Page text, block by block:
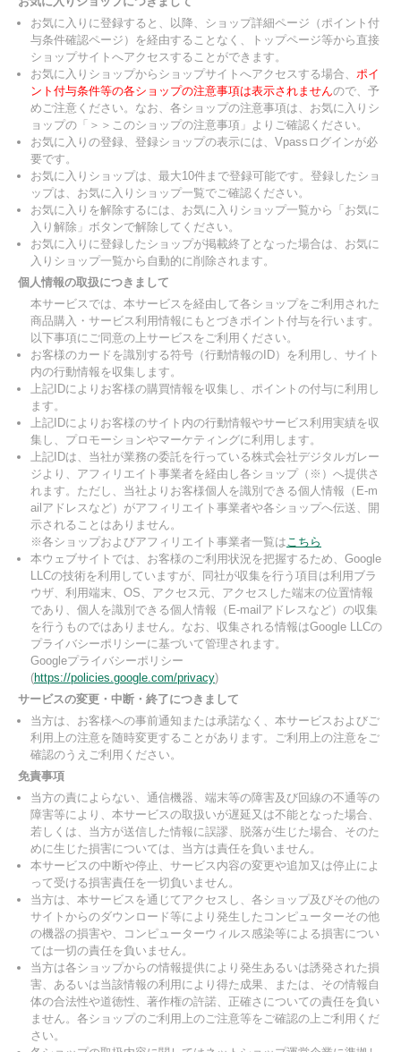
お気に入りに登録すると、以降、ショップ詳細ページ（ポイント付
与条件確認ページ）を経由することなく、トップページ等から直接
ショップサイトへアクセスすることができます。
お気に入りショップからショップサイトへアクセスする場合、 ポイ
ント付与条件等の各ショップの注意事項は表示されませんので、予
めご注意ください。なお、各ショップの注意事項は、お気に入りシ
ョップの「＞＞このショップの注意事項」よりご確認ください。
お気に入りの登録、登録ショップの表示には、Vpassログインが必
要です。
お気に入りショップは、最大10件まで登録可能です。登録したショ
ップは、お気に入りショップ一覧でご確認ください。
お気に入りを解除するには、お気に入りショップ一覧から「お気に
入り解除」ボタンで解除してください。
お気に入りに登録したショップが掲載終了となった場合は、お気に
入りショップ一覧から自動的に削除されます。
個人情報の取扱につきまして
本サービスでは、本サービスを経由して各ショップをご利用された
商品購入・サービス利用情報にもとづきポイント付与を行います。
以下事項にご同意の上サービスをご利用ください。
お客様のカードを識別する符号（行動情報のID）を利用し、サイト
内の行動情報を収集します。
上記IDによりお客様の購買情報を収集し、ポイントの付与に利用し
ます。
上記IDによりお客様のサイト内の行動情報やサービス利用実績を収
集し、プロモーションやマーケティングに利用します。
上記IDは、当社が業務の委託を行っている株式会社デジタルガレー
ジより、アフィリエイト事業者を経由し各ショップ（※）へ提供さ
れます。ただし、当社よりお客様個人を識別できる個人情報（E-m
ailアドレスなど）がアフィリエイト事業者や各ショップへ伝送、開
示されることはありません。
※各ショップおよびアフィリエイト事業者一覧はこちら
本ウェブサイトでは、お客様のご利用状況を把握するため、Google
LLCの技術を利用していますが、同社が収集を行う項目は利用ブラ
ウザ、利用端末、OS、アクセス元、アクセスした端末の位置情報
であり、個人を識別できる個人情報（E-mailアドレスなど）の収集
を行うものではありません。なお、収集される情報はGoogle LLCの
プライバシーポリシーに基づいて管理されます。
Googleプライバシーポリシー
(https://policies.google.com/privacy)
サービスの変更・中断・終了につきまして
当方は、お客様への事前通知または承諾なく、本サービスおよびご
利用上の注意を随時変更することがあります。ご利用上の注意をご
確認のうえご利用ください。
免責事項
当方の責によらない、通信機器、端末等の障害及び回線の不通等の
障害等により、本サービスの取扱いが遅延又は不能となった場合、
若しくは、当方が送信した情報に誤謬、脱落が生じた場合、そのた
めに生じた損害については、当方は責任を負いません。
本サービスの中断や停止、サービス内容の変更や追加又は停止によ
って受ける損害責任を一切負いません。
当方は、本サービスを通じてアクセスし、各ショップ及びその他の
サイトからのダウンロード等により発生したコンピューターその他
の機器の損害や、コンピューターウィルス感染等による損害につい
ては一切の責任を負いません。
当方は各ショップからの情報提供により発生あるいは誘発された損
害、あるいは当該情報の利用により得た成果、または、その情報自
体の合法性や道徳性、著作権の許諾、正確さについての責任を負い
ません。各ショップのご利用上のご注意等をご確認の上ご利用くだ
さい。